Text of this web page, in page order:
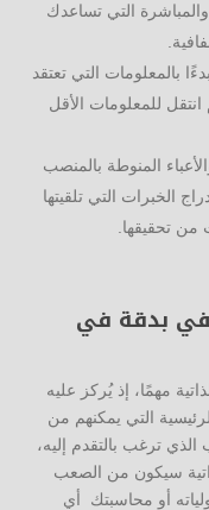
التي تساعدك
بالمعلومات التي تعتقد
للمعلومات الأقل
المنوطة بالمنصب
الخبرات التي تلقيتها
من تحقيقها.
بدقة في
مهمًا، إذ يُركز عليه
التي يمكنهم من
ترغب بالتقدم إليه،
سيكون من الصعب
أو محاسبتك أي